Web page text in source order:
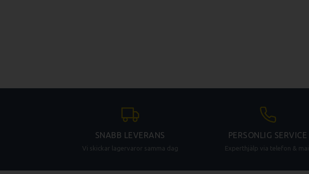
SNABB LEVERANS
Vi skickar lagervaror samma dag
PERSONLIG SERVICE
Experthjälp via telefon & mail